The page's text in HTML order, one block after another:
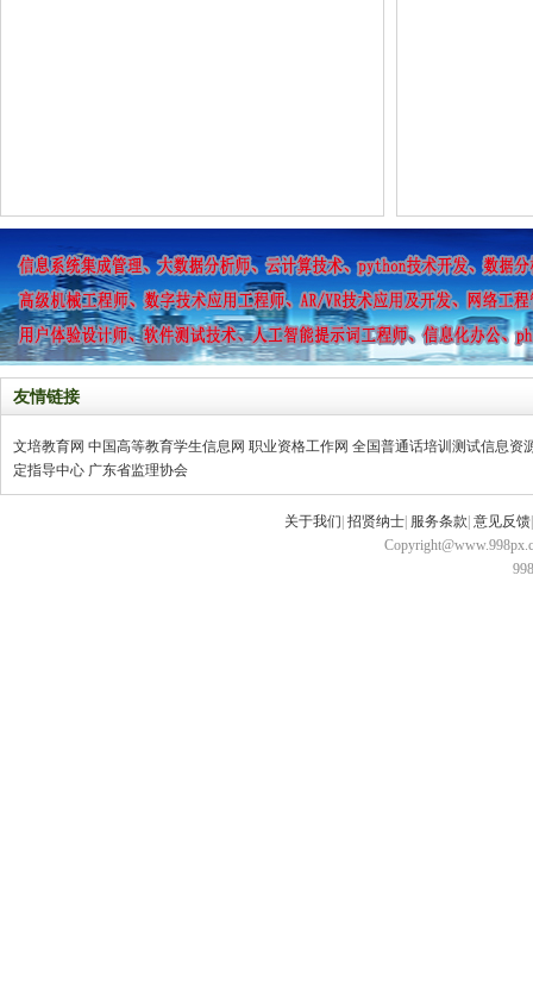
友情链接
文培教育网 中国高等教育学生信息网 职业资格工作网 全国普通话培训测试信息资
定指导中心 广东省监理协会
关于我们 招贤纳士 服务条款 意见反馈